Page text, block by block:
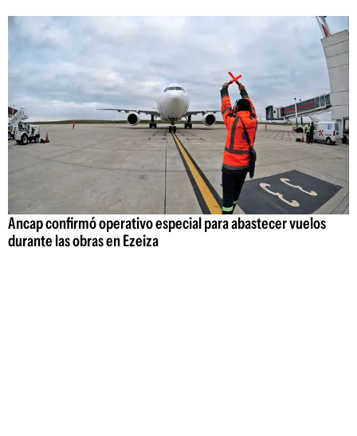
Ancap confirmó operativo especial para abastecer vuelos
durante las obras en Ezeiza